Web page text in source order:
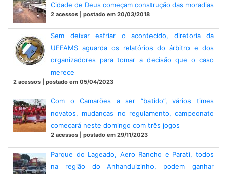
Cidade de Deus começam construção das moradias
2 acessos | postado em 20/03/2018
Sem deixar esfriar o acontecido, diretoria da
UEFAMS aguarda os relatórios do árbitro e dos
organizadores para tomar a decisão que o caso
merece
2 acessos | postado em 05/04/2023
Com o Camarões a ser “batido”, vários times
novatos, mudanças no regulamento, campeonato
começará neste domingo com três jogos
2 acessos | postado em 29/11/2023
Parque do Lageado, Aero Rancho e Parati, todos
na região do Anhanduizinho, podem ganhar